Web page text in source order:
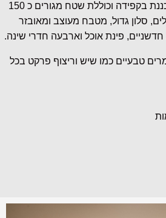
הדירה האלגנטית הזו מתוכננת בקפידה וכוללת שטח מגורים כ 150
סלון גדול, מטבח מעוצב ומאובזר
פינת אוכל וארבעה חדרי שינה.
טבעיים כמו שיש וריצוף פרקט בכל